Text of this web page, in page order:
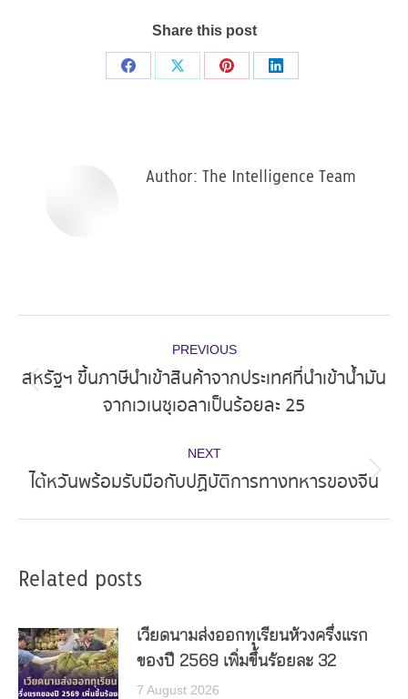
Share this post
Share
Share
Share
Share
Author: The Intelligence Team
navigation
PREVIOUS
Previous
post:
สหรัฐฯ ขึ้นภาษีนำเข้าสินค้าจากประเทศที่นำเข้าน้ำมัน
จากเวเนซุเอลาเป็นร้อยละ 25
NEXT
Next
ไต้หวันพร้อมรับมือกับปฏิบัติการทางทหารของจีน
Related posts
เวียดนามส่งออกทุเรียนห้วงครึ่งแรก
ของปี 2569 เพิ่มขึ้นร้อยละ 32
7 August 2026